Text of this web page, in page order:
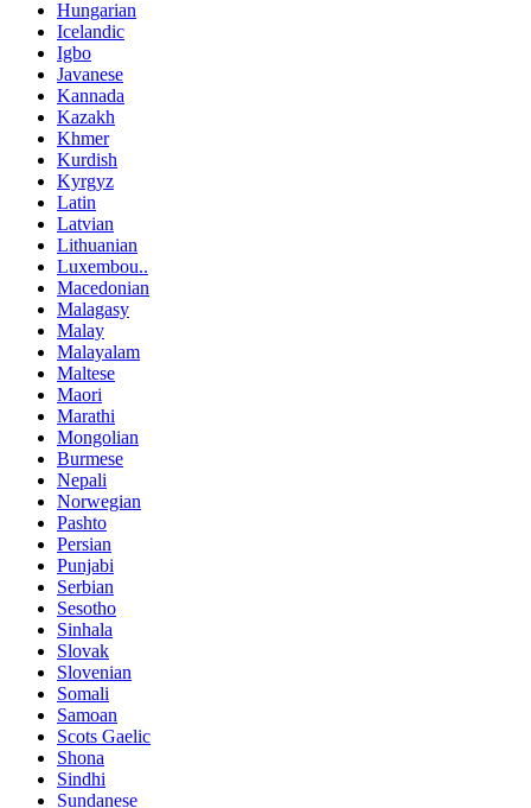
Hungarian
Icelandic
Igbo
Javanese
Kannada
Kazakh
Khmer
Kurdish
Kyrgyz
Latin
Latvian
Lithuanian
Luxembou..
Macedonian
Malagasy
Malay
Malayalam
Maltese
Maori
Marathi
Mongolian
Burmese
Nepali
Norwegian
Pashto
Persian
Punjabi
Serbian
Sesotho
Sinhala
Slovak
Slovenian
Somali
Samoan
Scots Gaelic
Shona
Sindhi
Sundanese